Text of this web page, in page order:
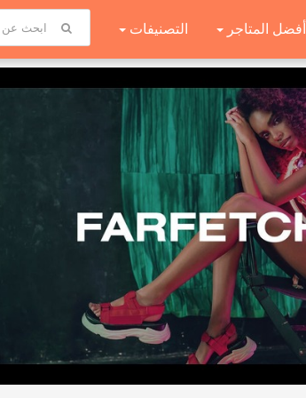
التصنيفات أفضل المتاجر